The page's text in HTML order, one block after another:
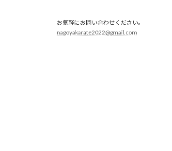
お気軽にお問い合わせください。
nagoyakarate2022@gmail.com